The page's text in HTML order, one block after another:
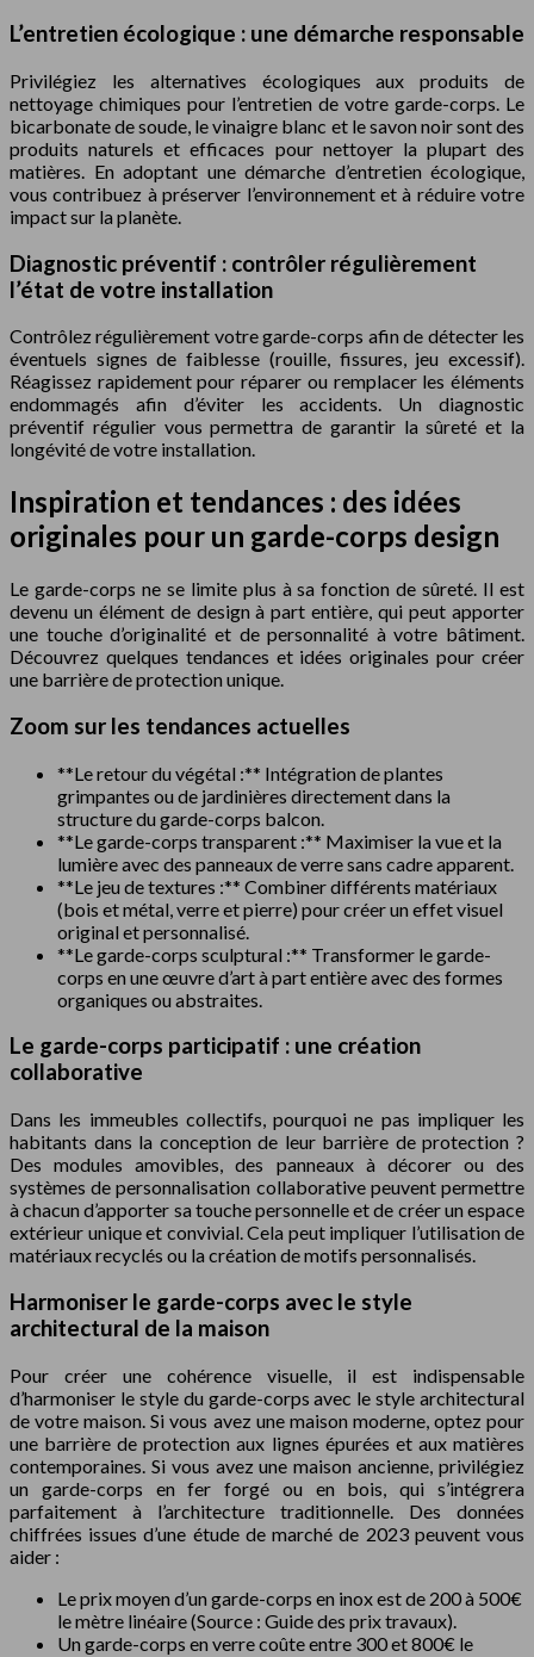
L’entretien écologique : une démarche responsable
Privilégiez les alternatives écologiques aux produits de
nettoyage chimiques pour l’entretien de votre garde-corps. Le
bicarbonate de soude, le vinaigre blanc et le savon noir sont des
produits naturels et efficaces pour nettoyer la plupart des
matières. En adoptant une démarche d’entretien écologique,
vous contribuez à préserver l’environnement et à réduire votre
impact sur la planète.
Diagnostic préventif : contrôler régulièrement
l’état de votre installation
Contrôlez régulièrement votre garde-corps afin de détecter les
éventuels signes de faiblesse (rouille, fissures, jeu excessif).
Réagissez rapidement pour réparer ou remplacer les éléments
endommagés afin d’éviter les accidents. Un diagnostic
préventif régulier vous permettra de garantir la sûreté et la
longévité de votre installation.
Inspiration et tendances : des idées
originales pour un garde-corps design
Le garde-corps ne se limite plus à sa fonction de sûreté. Il est
devenu un élément de design à part entière, qui peut apporter
une touche d’originalité et de personnalité à votre bâtiment.
Découvrez quelques tendances et idées originales pour créer
une barrière de protection unique.
Zoom sur les tendances actuelles
**Le retour du végétal :** Intégration de plantes
grimpantes ou de jardinières directement dans la
structure du garde-corps balcon.
**Le garde-corps transparent :** Maximiser la vue et la
lumière avec des panneaux de verre sans cadre apparent.
**Le jeu de textures :** Combiner différents matériaux
(bois et métal, verre et pierre) pour créer un effet visuel
original et personnalisé.
**Le garde-corps sculptural :** Transformer le garde-
corps en une œuvre d’art à part entière avec des formes
organiques ou abstraites.
Le garde-corps participatif : une création
collaborative
Dans les immeubles collectifs, pourquoi ne pas impliquer les
habitants dans la conception de leur barrière de protection ?
Des modules amovibles, des panneaux à décorer ou des
systèmes de personnalisation collaborative peuvent permettre
à chacun d’apporter sa touche personnelle et de créer un espace
extérieur unique et convivial. Cela peut impliquer l’utilisation de
matériaux recyclés ou la création de motifs personnalisés.
Harmoniser le garde-corps avec le style
architectural de la maison
Pour créer une cohérence visuelle, il est indispensable
d’harmoniser le style du garde-corps avec le style architectural
de votre maison. Si vous avez une maison moderne, optez pour
une barrière de protection aux lignes épurées et aux matières
contemporaines. Si vous avez une maison ancienne, privilégiez
un garde-corps en fer forgé ou en bois, qui s’intégrera
parfaitement à l’architecture traditionnelle. Des données
chiffrées issues d’une étude de marché de 2023 peuvent vous
aider :
Le prix moyen d’un garde-corps en inox est de 200 à 500€
le mètre linéaire (Source : Guide des prix travaux).
Un garde-corps en verre coûte entre 300 et 800€ le